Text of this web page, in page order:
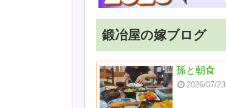
鍛冶屋の嫁ブログ
孫と朝食
2026/07/23